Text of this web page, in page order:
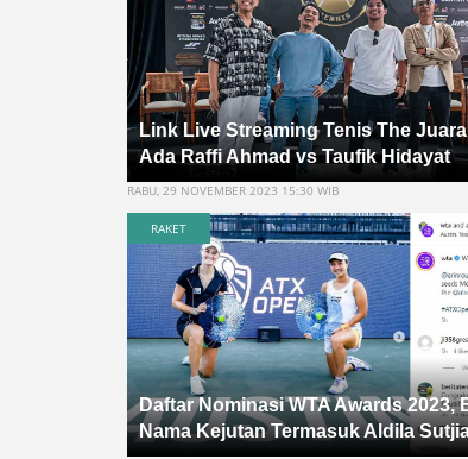
Link Live Streaming Tenis The
Ada Raffi Ahmad vs Taufik Hidayat
RABU, 29 NOVEMBER 2023 15:30 WIB
RAKET
Daftar Nominasi WTA Awards 2023,
Nama Kejutan Termasuk Aldila